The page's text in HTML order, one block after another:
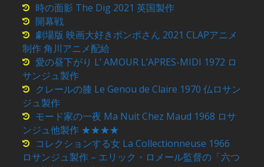
時の面影 The Dig 2021 英国製作
開幕戦
劇場版 映画大好きポンポさん 2021 CLAPアニメ
制作 角川アニメ配給
愛の昼下がり L’ AMOUR L’APRES-MIDI 1972 ロ
サンジュ製作
クレールの膝 Le Genou de Claire 1970 仏ロサン
ジュ製作
モード家の一夜 Ma Nuit Chez Maud 1968 ロサ
ンジュ他製作 ★★★★
コレクションする女 La Collectionneuse 1966
ロサンジュ製作 – エリック・ロメール監督の「六つ